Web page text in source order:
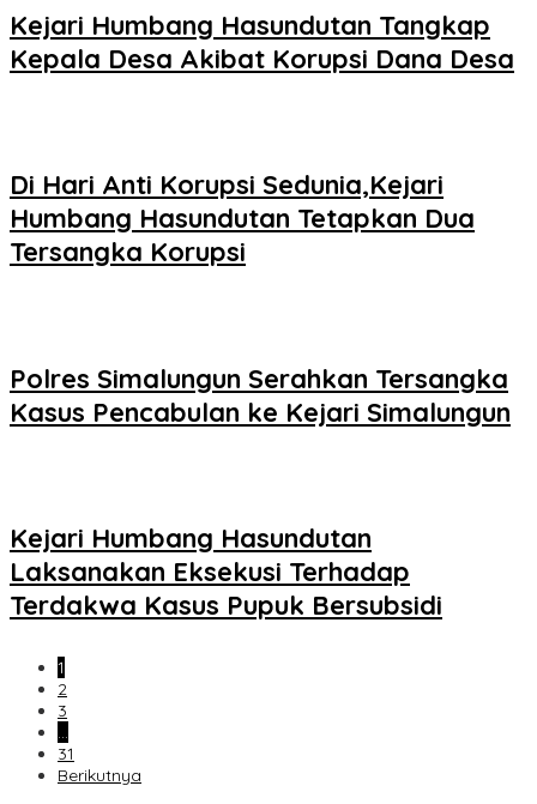
Kejari Humbang Hasundutan Tangkap
Kepala Desa Akibat Korupsi Dana Desa
Di Hari Anti Korupsi Sedunia,Kejari
Humbang Hasundutan Tetapkan Dua
Tersangka Korupsi
Polres Simalungun Serahkan Tersangka
Kasus Pencabulan ke Kejari Simalungun
Kejari Humbang Hasundutan
Laksanakan Eksekusi Terhadap
Terdakwa Kasus Pupuk Bersubsidi
1
2
3
…
31
Berikutnya